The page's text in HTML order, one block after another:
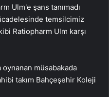
temsilcimiz
Ratiopharm Ulm karşı
oynanan müsabakada
takım Bahçeşehir Koleji